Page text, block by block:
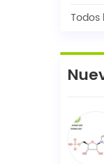
Todos